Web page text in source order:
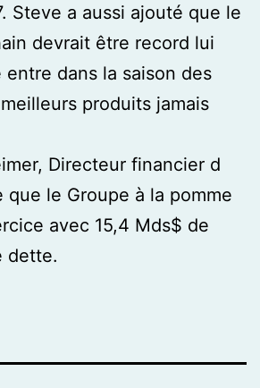
Steve a aussi ajouté que le
devrait être record lui
entre dans la saison des
produits jamais
Directeur financier d
que le Groupe à la pomme
avec 15,4 Mds$ de
dette.